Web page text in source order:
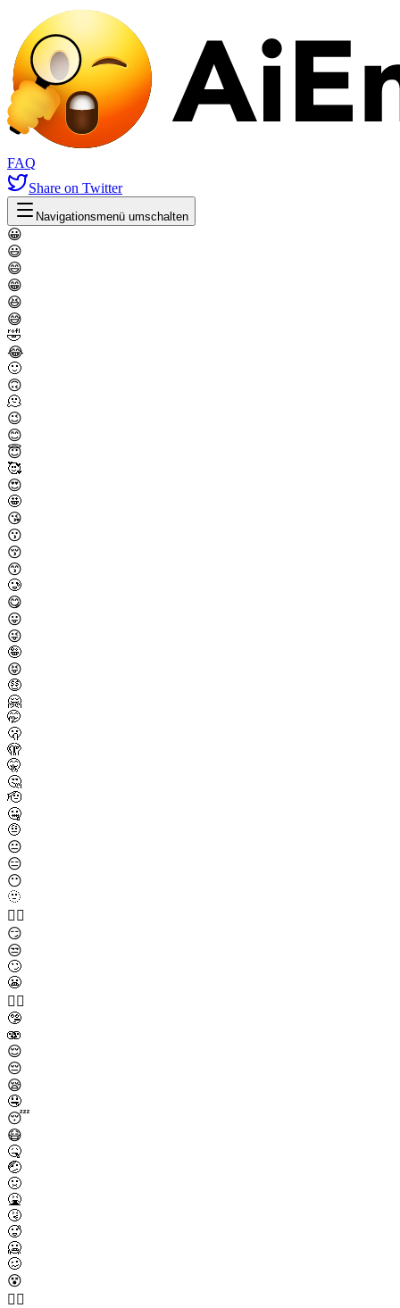
FAQ
Share on Twitter
Navigationsmenü umschalten
😀
😃
😄
😁
😆
😅
🤣
😂
🙂
🙃
🫠
😉
😊
😇
🥰
😍
🤩
😘
😗
😚
😙
🥲
😋
😛
😜
🤪
😝
🤑
🤗
🤭
🫢
🫣
🤫
🤔
🫡
🤐
🤨
😐
😑
😶
🫥
😶‍🌫️
😏
😒
🙄
😬
😮‍💨
🤥
🫨
😌
😔
😪
🤤
😴
😷
🤒
🤕
🤢
🤮
🤧
🥵
🥶
🥴
😵
😵‍💫